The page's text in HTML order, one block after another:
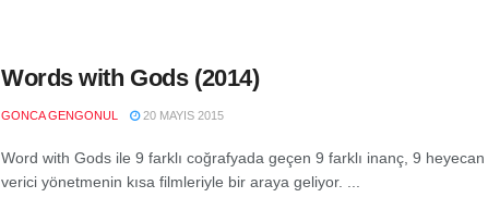
Words with Gods (2014)
GONCA GENGONUL 20 MAYIS 2015
Word with Gods ile 9 farklı coğrafyada geçen 9 farklı inanç, 9 heyecan
verici yönetmenin kısa filmleriyle bir araya geliyor. ...